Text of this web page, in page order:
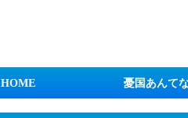
HOME 憂国あんて